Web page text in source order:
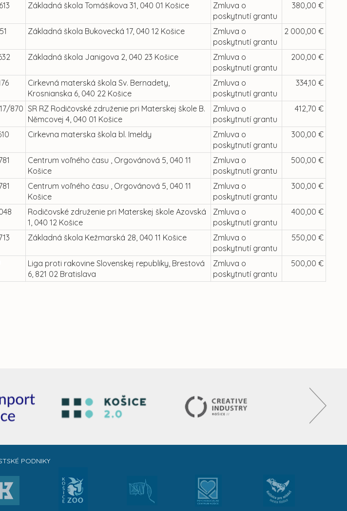
Základná škola Tomášikova 31, 040 01 Košice
Zmluva o
poskytnutí grantu
380,00 €
Základná škola Bukovecká 17, 040 12 Košice
Zmluva o
poskytnutí grantu
2 000,00 €
Základná škola Janigova 2, 040 23 Košice
Zmluva o
poskytnutí grantu
200,00 €
Cirkevná materská škola Sv. Bernadety,
Krosnianska 6, 040 22 Košice
Zmluva o
poskytnutí grantu
334,10 €
870 SR RZ Rodičovské združenie pri Materskej škole B.
Němcovej 4, 040 01 Košice
Zmluva o
poskytnutí grantu
412,70 €
Cirkevna materska škola bl. Imeldy
Zmluva o
poskytnutí grantu
300,00 €
Centrum voľného času , Orgovánová 5, 040 11
Košice
Zmluva o
poskytnutí grantu
500,00 €
Centrum voľného času , Orgovánová 5, 040 11
Košice
Zmluva o
poskytnutí grantu
300,00 €
Rodičovské združenie pri Materskej škole Azovská
1, 040 12 Košice
Zmluva o
poskytnutí grantu
400,00 €
Základná škola Kežmarská 28, 040 11 Košice
Zmluva o
poskytnutí grantu
550,00 €
Liga proti rakovine Slovenskej republiky, Brestová
6, 821 02 Bratislava
Zmluva o
poskytnutí grantu
500,00 €
PODNIKY